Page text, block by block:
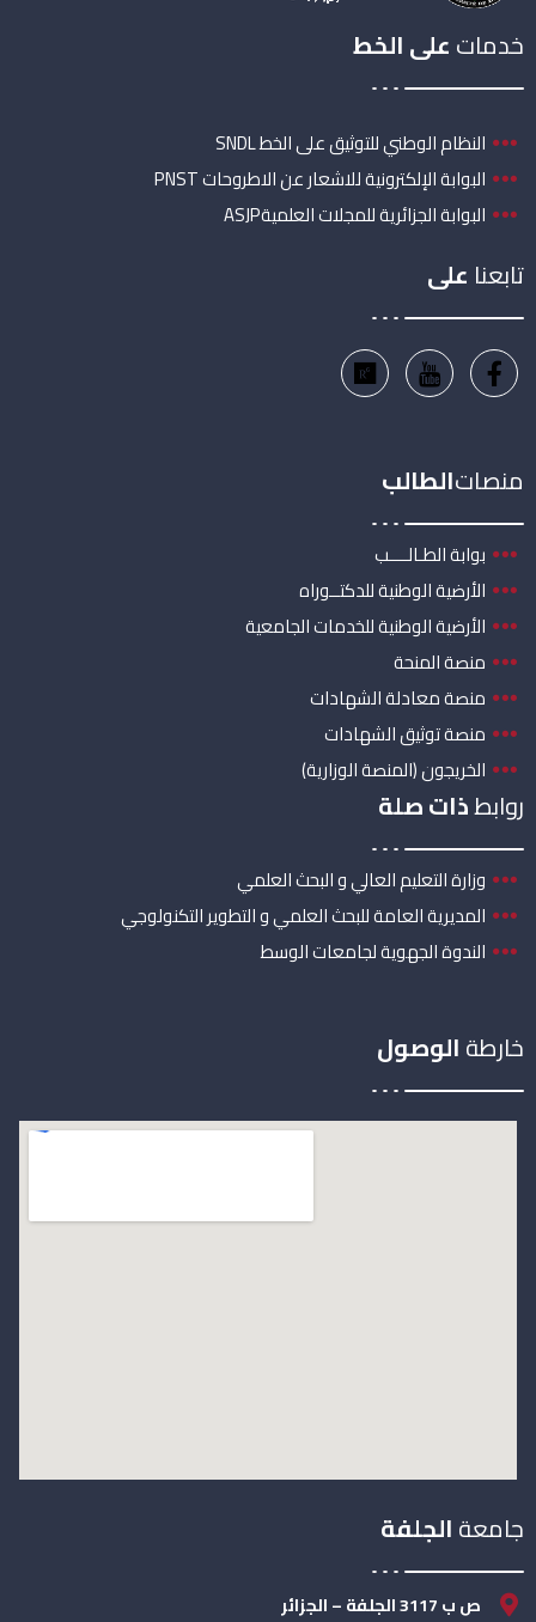
خدماتعلى الخط
النظام الوطني للتوثيق على الخط SNDL
البوابة الإلكترونية للاشعار عن الاطروحات PNST
البوابة الجزائرية للمجلات العلميةASJP
تابعنا على
منصاتالطالب
بوابة الطـالــــب
الأرضية الوطنية للدكتــوراه
الأرضية الوطنية للخدمات الجامعية
منصة المنحة
منصة معادلة الشهادات
منصة توثيق الشهادات
الخريجون (المنصة الوزارية)
روابطذات صلة
وزارة التعليم العالي و البحث العلمي
المديرية العامة للبحث العلمي و التطوير التكنولوجي
الندوة الجهوية لجامعات الوسط
خارطةالوصول
جامعةالجلفة
ص ب 3117 الجلفة – الجزائر